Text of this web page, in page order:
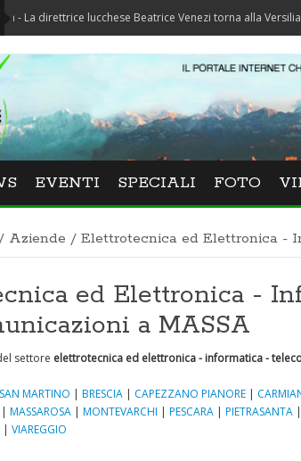
lucchese Beatrice Venezi torna alla Versiliana
EVENTI SPECIALI FOTO
/ Aziende / Elettrotecnica ed Elettronica -
ed Elettronica -
a MASSA
settore elettrotecnica ed elettronica - informatica -
MARTINO | BRESCIA | CAPEZZANO PIANORE |
| MASSAROSA | MONTEVARCHI | PESCARA | PIETRASANTA |
| VIAREGGIO